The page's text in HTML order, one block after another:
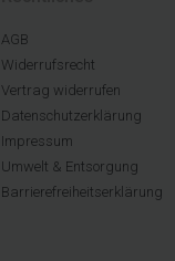
AGB
Widerrufsrecht
Vertrag widerrufen
Datenschutzerklärung
Impressum
Umwelt & Entsorgung
Barrierefreiheitserklärung